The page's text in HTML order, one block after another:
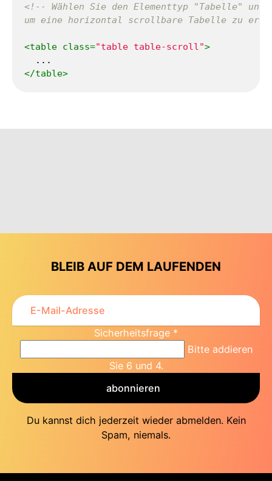
<!-- Wählen Sie den Elementtyp "Tabelle"
um eine horizontal scrollbare Tabelle zu
<table class="table table-scroll">
</table>
BLEIB AUF DEM LAUFENDEN
Sicherheitsfrage *
Bitte addieren
Sie 6 und 4.
abonnieren
Du kannst dich jederzeit wieder abmelden. Kein
Spam, niemals.